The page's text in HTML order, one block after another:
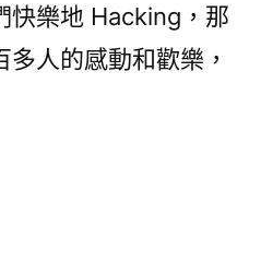
快樂地 Hacking，那
人的感動和歡樂，